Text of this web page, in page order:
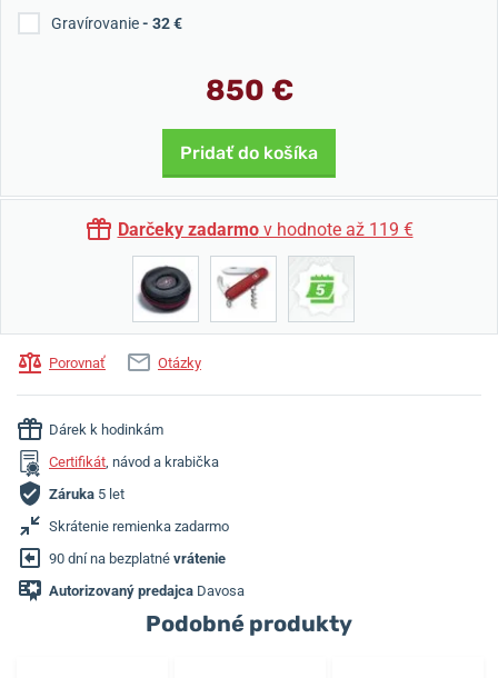
Gravírovanie- 32 €
850 €
Pridať do košíka
Darčeky zadarmov hodnote až 119 €
Porovnať Otázky
Dárek k hodinkám
Certifikát, návod a krabička
Záruka 5 let
Skrátenie remienka zadarmo
90 dní na bezplatné vrátenie
Autorizovaný predajca Davosa
Podobné produkty